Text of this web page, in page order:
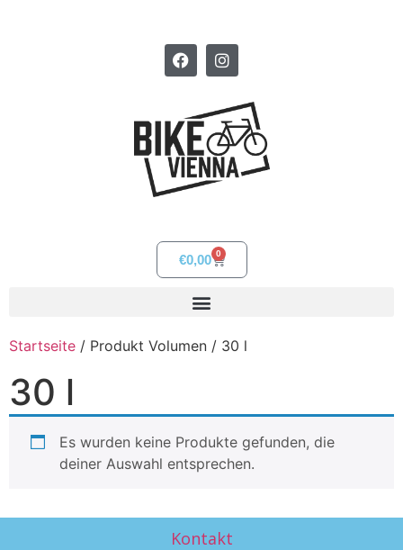
€0,00 0
Startseite / Produkt Volumen / 30 l
30 l
Es wurden keine Produkte gefunden, die
deiner Auswahl entsprechen.
Kontakt